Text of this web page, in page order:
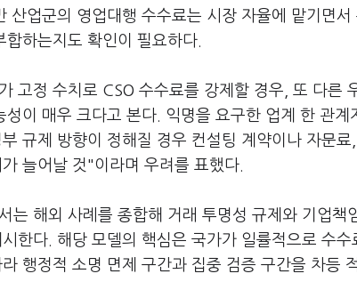
산업군의 영업대행 수수료는 시장 자율에 맡기면
합하는지도 확인이 필요하다.
고정 수치로 CSO 수수료를 강제할 경우, 또 다른
성이 매우 크다고 본다. 익명을 요구한 업계 한 관
규제 방향이 정해질 경우 컨설팅 계약이나 자문
늘어날 것"이라며 우려를 표했다.
는 해외 사례를 종합해 거래 투명성 규제와 기업책
한다. 해당 모델의 핵심은 국가가 일률적으로 수
행정적 소명 면제 구간과 집중 검증 구간을 차등